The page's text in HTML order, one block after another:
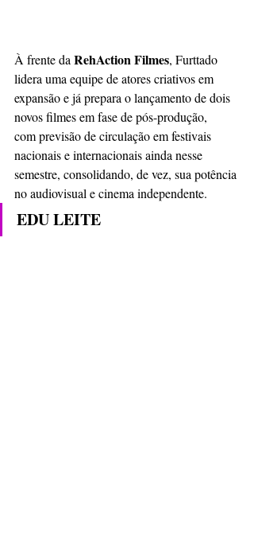
À frente da RehAction Filmes, Furttado
lidera uma equipe de atores criativos em
expansão e já prepara o lançamento de dois
novos filmes em fase de pós-produção,
com previsão de circulação em festivais
nacionais e internacionais ainda nesse
semestre, consolidando, de vez, sua potência
no audiovisual e cinema independente.
EDU LEITE